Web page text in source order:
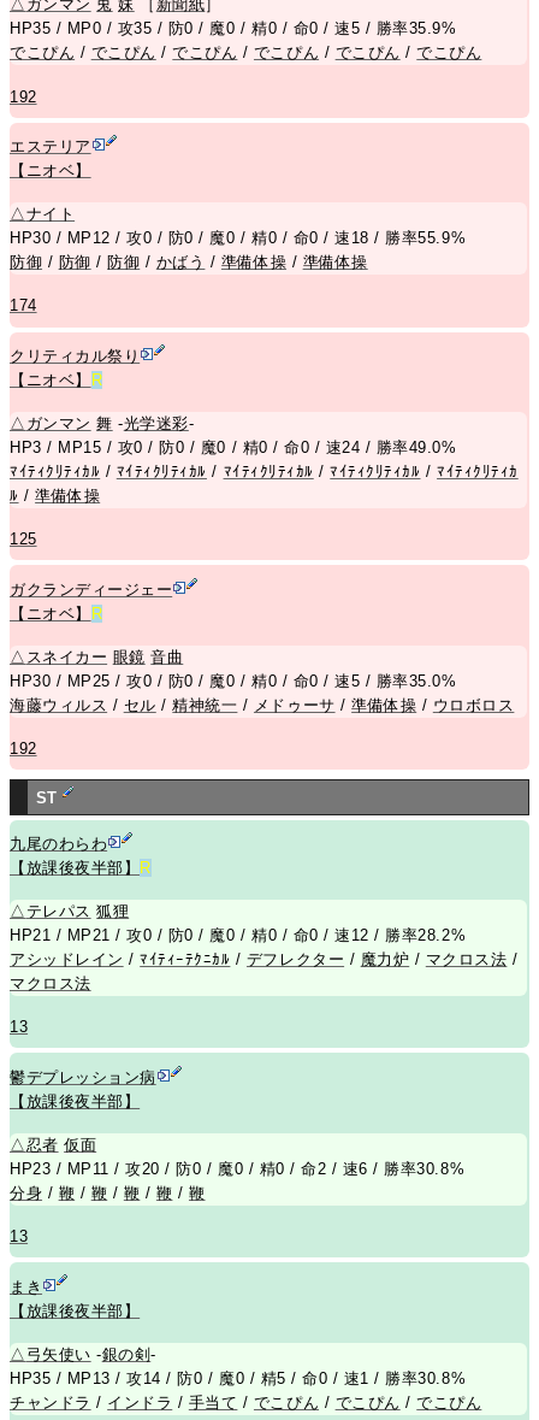
△ ガンマン 兎 妹 ［ 新聞紙］
HP35 / MP0 / 攻35 / 防0 / 魔0 / 精0 / 命0 / 速5 / 勝率35.9%
でこぴん / でこぴん /でこぴん / でこぴん / でこぴん /でこぴん
192
エステリア
【ニオベ】
△ナイト
HP30 / MP12 / 攻0 / 防0 / 魔0 / 精0 / 命0 / 速18 / 勝率55.9%
防御 / 防御 / 防御 / かばう / 準備体操 / 準備体操
174
クリティカル祭り
【ニオベ】
R
△ ガンマン 舞 -光学迷彩-
HP3 / MP15 / 攻0 / 防0 / 魔0 / 精0 / 命0 / 速24 / 勝率49.0%
ﾏｲﾃｨｸﾘﾃｨｶﾙ / ﾏｲﾃｨｸﾘﾃｨｶﾙ / ﾏｲﾃｨｸﾘﾃｨｶﾙ /ﾏｲﾃｨｸﾘﾃｨｶﾙ /ﾏｲﾃｨｸﾘﾃｨｶ
ﾙ /準備体操
125
ガクランディージェー
【ニオベ】
R
△ スネイカー 眼鏡 音曲
HP30 / MP25 / 攻0 / 防0 / 魔0 / 精0 / 命0 / 速5 / 勝率35.0%
海藤ウィルス / セル /精神統一 / メドゥーサ /準備体操 / ウロボロス
192
ST
九尾のわらわ
【放課後夜半部】
R
△ テレパス 狐狸
HP21 / MP21 / 攻0 / 防0 / 魔0 / 精0 / 命0 / 速12 / 勝率28.2%
アシッドレイン /ﾏｲﾃｨｰﾃｸﾆｶﾙ / デフレクター / 魔力炉 / マクロス法 /
マクロス法
13
鬱デプレッション病
【放課後夜半部】
△忍者 仮面
HP23 / MP11 / 攻20 / 防0 / 魔0 / 精0 / 命2 / 速6 / 勝率30.8%
分身 / 鞭 / 鞭 / 鞭 / 鞭 / 鞭
13
まき
【放課後夜半部】
△ 弓矢使い -銀の剣-
HP35 / MP13 / 攻14 / 防0 / 魔0 / 精5 / 命0 / 速1 / 勝率30.8%
チャンドラ / インドラ / 手当て / でこぴん / でこぴん /でこぴん